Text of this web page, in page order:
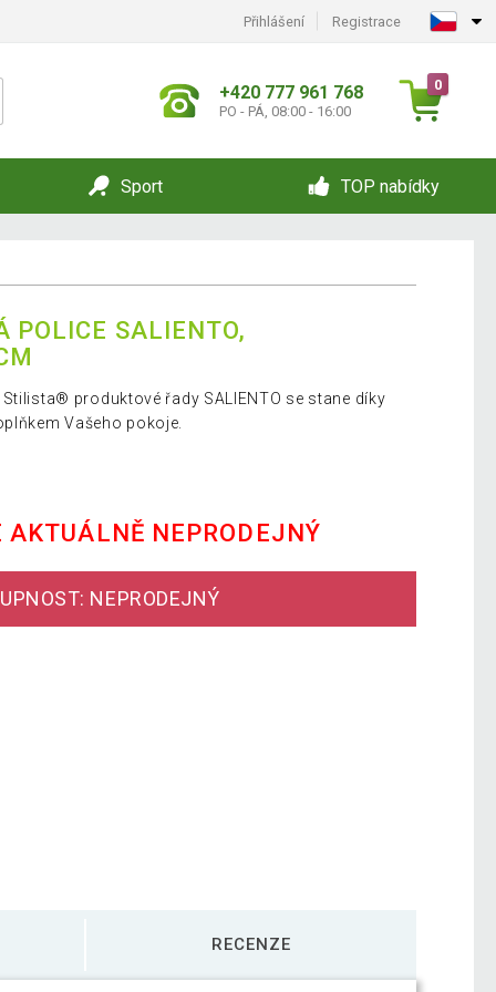
Přihlášení Registrace
+420 777 961 768
PO - PÁ, 08:00 - 16:00
0
Sport TOP nabídky
POLICE SALIENTO,
produktové řady SALIENTO se stane díky
Vašeho pokoje.
AKTUÁLNĚ NEPRODEJNÝ
NEPRODEJNÝ
RECENZE